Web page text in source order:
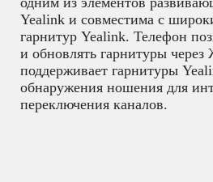
Yealink и совместима с
гарнитур Yealink. Телефон
и обновлять гарнитуры
поддерживает гарнитуры
обнаружения ношения для
переключения каналов.